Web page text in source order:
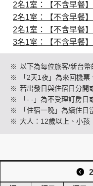
2名1室：【不含早餐
2名1室：【不含早餐
2名1室：【不含早餐
3名1室：【不含早餐
※ 以下為每位旅客/新台幣
※
「2天1夜」為來回機
※ 若出發日與住宿日分開
※
「- -」為不受理訂房
※
「住宿一晚」為續住
※ 大人：12歲以上、小孩